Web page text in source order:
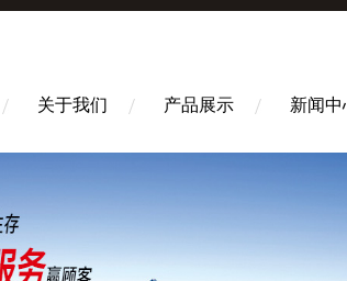
关于我们 产品展示 新闻中